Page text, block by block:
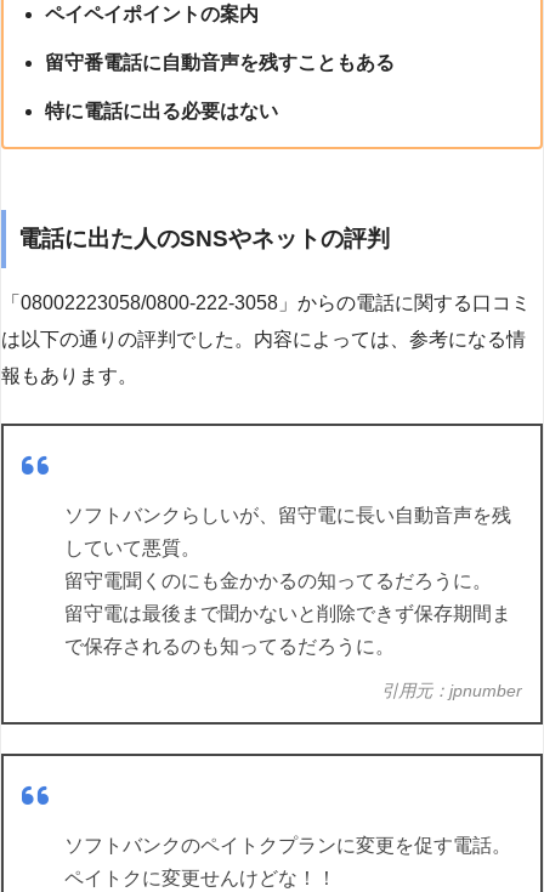
ペイペイポイントの案内
留守番電話に自動音声を残すこともある
特に電話に出る必要はない
電話に出た人のSNSやネットの評判
「08002223058/0800-222-3058」からの電話に関する口コミ
は以下の通りの評判でした。内容によっては、参考になる情
報もあります。
ソフトバンクらしいが、留守電に長い自動音声を残
していて悪質。
留守電聞くのにも金かかるの知ってるだろうに。
留守電は最後まで聞かないと削除できず保存期間ま
で保存されるのも知ってるだろうに。
引用元：jpnumber
ソフトバンクのペイトクプランに変更を促す電話。
ペイトクに変更せんけどな！！